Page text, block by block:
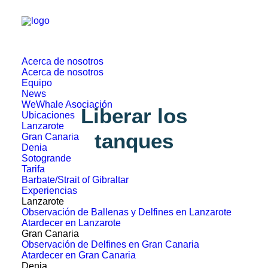
Acerca de nosotros
Acerca de nosotros
Equipo
News
WeWhale Asociación
Ubicaciones
Lanzarote
Gran Canaria
Denia
Sotogrande
Tarifa
Barbate/Strait of Gibraltar
Experiencias
Lanzarote
Observación de Ballenas y Delfines en Lanzarote
Atardecer en Lanzarote
Gran Canaria
Observación de Delfines en Gran Canaria
Atardecer en Gran Canaria
Denia
Liberar los
tanques